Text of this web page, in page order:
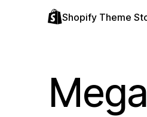
Shopify Theme